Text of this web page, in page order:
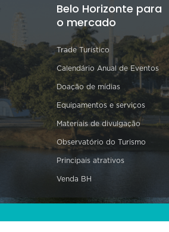
Belo Horizonte para
o mercado
Trade Turístico
Calendário Anual de Eventos
Doação de mídias
Equipamentos e serviços
Materiais de divulgação
Observatório do Turismo
Principais atrativos
Venda BH